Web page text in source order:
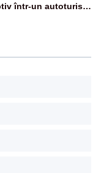
într-un autoturism